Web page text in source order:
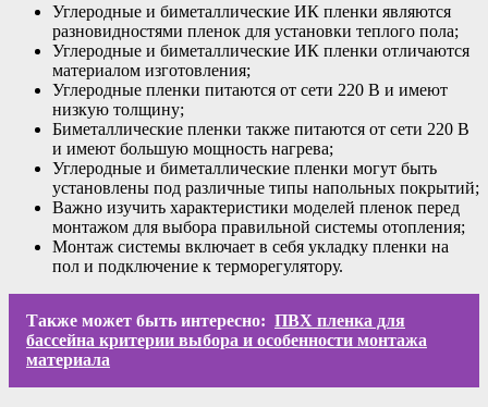
Углеродные и биметаллические ИК пленки являются
разновидностями пленок для установки теплого пола;
Углеродные и биметаллические ИК пленки отличаются
материалом изготовления;
Углеродные пленки питаются от сети 220 В и имеют
низкую толщину;
Биметаллические пленки также питаются от сети 220 В
и имеют большую мощность нагрева;
Углеродные и биметаллические пленки могут быть
установлены под различные типы напольных покрытий;
Важно изучить характеристики моделей пленок перед
монтажом для выбора правильной системы отопления;
Монтаж системы включает в себя укладку пленки на
пол и подключение к терморегулятору.
Также может быть интересно: ПВХ пленка для
бассейна критерии выбора и особенности монтажа
материала